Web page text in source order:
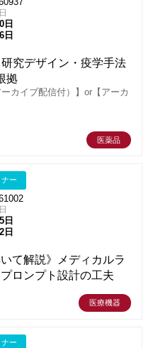
日
日
究デザイン・疫学手法
拠
カイブ配信付）】or【アーカ
医薬品
ー
日
日
て解説》メディカルラ
ロンプト設計の工夫
医療機器
ー